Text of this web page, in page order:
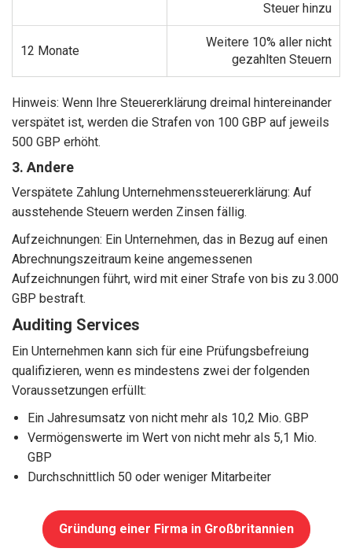
Steuer hinzu
12 Monate
Weitere 10% aller nicht
gezahlten Steuern
Hinweis: Wenn Ihre Steuererklärung dreimal hintereinander
verspätet ist, werden die Strafen von 100 GBP auf jeweils
500 GBP erhöht.
3. Andere
Verspätete Zahlung Unternehmenssteuererklärung: Auf
ausstehende Steuern werden Zinsen fällig.
Aufzeichnungen: Ein Unternehmen, das in Bezug auf einen
Abrechnungszeitraum keine angemessenen
Aufzeichnungen führt, wird mit einer Strafe von bis zu 3.000
GBP bestraft.
Auditing Services
Ein Unternehmen kann sich für eine Prüfungsbefreiung
qualifizieren, wenn es mindestens zwei der folgenden
Voraussetzungen erfüllt:
Ein Jahresumsatz von nicht mehr als 10,2 Mio. GBP
Vermögenswerte im Wert von nicht mehr als 5,1 Mio.
GBP
Durchschnittlich 50 oder weniger Mitarbeiter
Gründung einer Firma in Großbritannien